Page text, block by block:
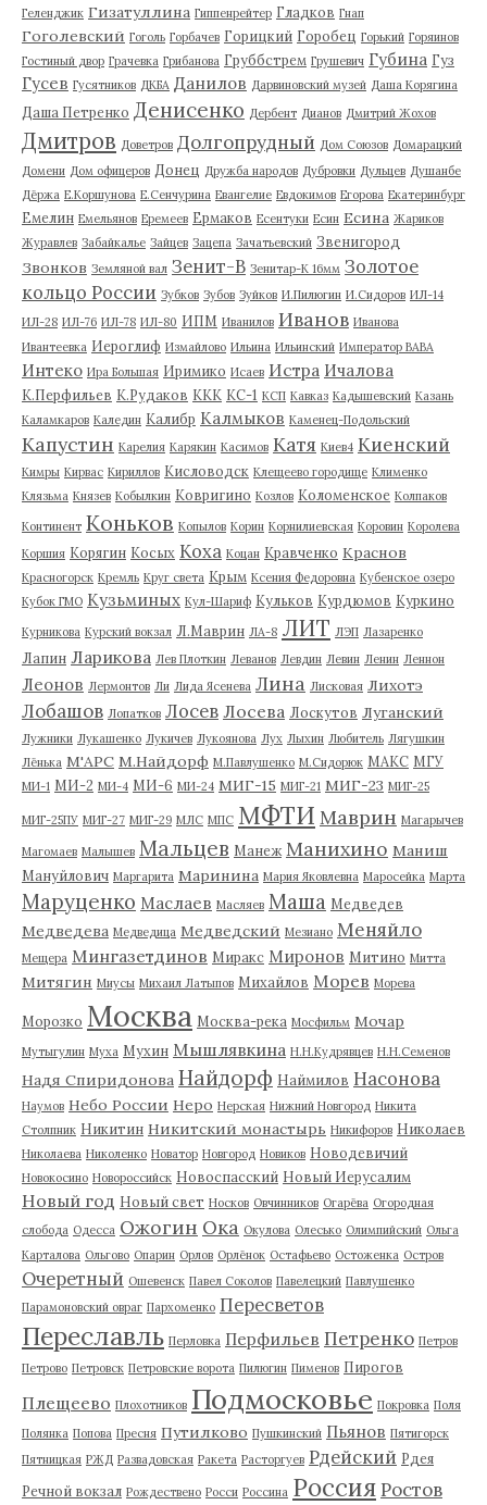
Геленджик Гизатуллина Гиппенрейтер Гладков Гнап
Гоголевский Гоголь Горбачев Горицкий Горобец Горький Горяинов
Гостиный двор Грачевка Грибанова Груббстрем Грушевич Губина Гуз
Гусев Гусятников ДКБА Данилов Дарвиновский музей Даша Корягина
Даша Петренко Денисенко Дербент Дианов Дмитрий Жохов
Дмитров Доветров Долгопрудный Дом Союзов Домарацкий
Домени Дом офицеров Донец Дружба народов Дубровки Дульцев Душанбе
Дёржа Е.Коршунова Е.Сенчурина Евангелие Евдокимов Егорова Екатеринбург
Емелин Емельянов Еремеев Ермаков Есентуки Есин Есина Жариков
Журавлев Забайкалье Зайцев Зацепа Зачатьевский Звенигород
Звонков Земляной вал Зенит-В Зенитар-К 16мм Золотое
кольцо России Зубков Зубов Зуйков И.Пилюгин И.Сидоров ИЛ-14
ИЛ-28 ИЛ-76 ИЛ-78 ИЛ-80 ИПМ Иванилов Иванов Иванова
Ивантеевка Иероглиф Измайлово Ильина Ильинский Император ВАВА
Интеко Ира Большая Иримико Исаев Истра Ичалова
К.Перфильев К.Рудаков ККК КС-1 КСП Кавказ Кадышевский Казань
Каламкаров Каледин Калибр Калмыков Каменец-Подольский
Капустин Карелия Карякин Касимов Катя Киев4 Киенский
Кимры Кирвас Кириллов Кисловодск Клещеево городище Клименко
Клязьма Князев Кобылкин Ковригино Козлов Коломенское Колпаков
Континент Коньков Копылов Корин Корнилиевская Коровин Королева
Коршия Корягин Косых Коха Коцан Кравченко Краснов
Красногорск Кремль Круг света Крым Ксения Федоровна Кубенское озеро
Кубок ГМО Кузьминых Кул-Шариф Кульков Курдюмов Куркино
Курникова Курский вокзал Л.Маврин ЛА-8 ЛИТ ЛЭП Лазаренко
Лапин Ларикова Лев Плоткин Леванов Левдин Левин Ленин Леннон
Леонов Лермонтов Ли Лида Ясенева Лина Лисковая Лихотэ
Лобашов Лопатков Лосев Лосева Лоскутов Луганский
Лужники Лукашенко Лукичев Лукоянова Лух Лыхин Любитель Лягушкин
Лёнька М'АРС М.Найдорф М.Павлушенко М.Сидорюк МАКС МГУ
МИ-1 МИ-2 МИ-4 МИ-6 МИ-24 МИГ-15 МИГ-21 МИГ-23 МИГ-25
МИГ-25ПУ МИГ-27 МИГ-29 МЛС МПС МФТИ Маврин Магарычев
Магомаев Малышев Мальцев Манеж Манихино Маниш
Мануйлович Маргарита Маринина Мария Яковлевна Маросейка Марта
Маруценко Маслаев Масляев Маша Медведев
Медведева Медведица Медведский Мезиано Меняйло
Мещера Мингазетдинов Миракс Миронов Митино Митта
Митягин Миусы Михаил Латыпов Михайлов Морев Морева
Морозко Москва Москва-река Мосфильм Мочар
Мутыгулин Муха Мухин Мышлявкина Н.Н.Кудрявцев Н.Н.Семенов
Надя Спиридонова Найдорф Наймилов Насонова
Наумов Небо России Неро Нерская Нижний Новгород Никита
Столпник Никитин Никитский монастырь Никифоров Николаев
Николаева Николенко Новатор Новгород Новиков Новодевичий
Новокосино Новороссийск Новоспасский Новый Иерусалим
Новый год Новый свет Носков Овчинников Огарёва Огородная
слобода Одесса Ожогин Ока Окулова Олесько Олимпийский Ольга
Карталова Ольгово Опарин Орлов Орлёнок Остафьево Остоженка Остров
Очеретный Ошевенск Павел Соколов Павелецкий Павлушенко
Парамоновский овраг Пархоменко Пересветов
Переславль Перловка Перфильев Петренко Петров
Петрово Петровск Петровские ворота Пилюгин Пименов Пирогов
Плещеево Плохотников Подмосковье Покровка Поля
Полянка Попова Пресня Путилково Пушкинский Пьянов Пятигорск
Пятницкая РЖД Развадовская Ракета Расторгуев Рдейский Рдея
Речной вокзал Рождествено Росси Россина Россия Ростов